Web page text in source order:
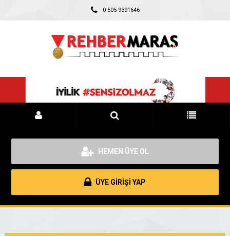
0 505 9391646
HEMEN ÜYE OL
ÜYE GİRİŞİ YAP